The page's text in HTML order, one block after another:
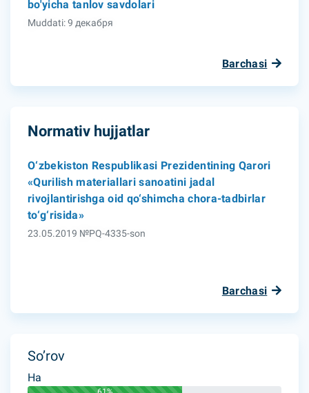
bo'yicha tanlov savdolari
Muddati: 9 декабря
Barchasi
Normativ hujjatlar
O‘zbekiston Respublikasi Prezidentining Qarori
«Qurilish materiallari sanoatini jadal
rivojlantirishga oid qo‘shimcha chora-tadbirlar
to‘g‘risida»
23.05.2019 №PQ-4335-son
Barchasi
So’rov
Ha